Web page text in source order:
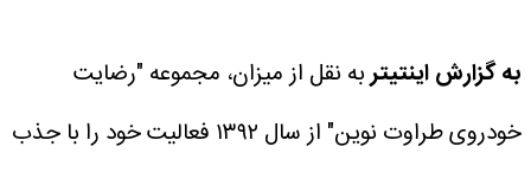
به گزارش اینتیتربه نقل از میزان، مجموعه "رضایت
خودروی طراوت نوین" از سال ۱۳۹۲ فعالیت خود را با جذب